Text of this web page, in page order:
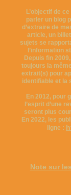
L’objectif de
parler un blog
d’extraire de
article, un
sujets se
l’information
Depuis fin
toujours la
extrait(s) pour
identifiable et la
En 2012, pour
l’esprit d’une
seront plus
En 2022, les
ligne :
Note sur